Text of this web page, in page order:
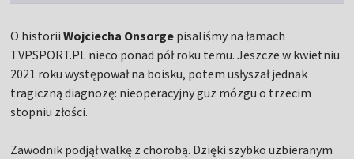
O historiiWojciecha Onsorge pisaliśmy na łamach
TVPSPORT.PL nieco ponad pół roku temu. Jeszcze w kwietniu
2021 roku występował na boisku, potem usłyszał jednak
tragiczną diagnozę: nieoperacyjny guz mózgu o trzecim
stopniu złości.
Zawodnik podjął walkę z chorobą. Dzięki szybko uzbieranym